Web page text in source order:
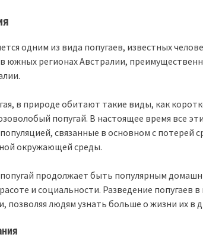
одним из вида попугаев, известных
южных регионах Австралии,
в природе обитают такие виды, как
попугай. В настоящее время все
связанные в основном с потерей
окружающей среды.
продолжает быть популярным
и социальности. Разведение попугаев
позволяя людям узнать больше о жизни их в